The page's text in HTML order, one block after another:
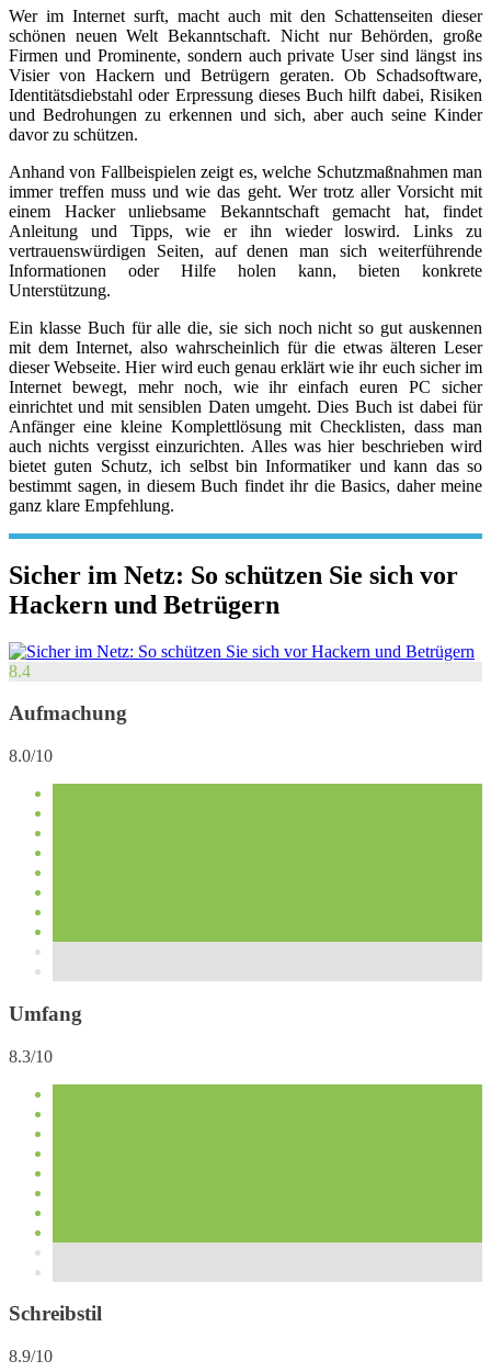
Wer im Internet surft, macht auch mit den Schattenseiten dieser
schönen neuen Welt Bekanntschaft. Nicht nur Behörden, große
Firmen und Prominente, sondern auch private User sind längst ins
Visier von Hackern und Betrügern geraten. Ob Schadsoftware,
Identitätsdiebstahl oder Erpressung dieses Buch hilft dabei, Risiken
und Bedrohungen zu erkennen und sich, aber auch seine Kinder
davor zu schützen.
Anhand von Fallbeispielen zeigt es, welche Schutzmaßnahmen man
immer treffen muss und wie das geht. Wer trotz aller Vorsicht mit
einem Hacker unliebsame Bekanntschaft gemacht hat, findet
Anleitung und Tipps, wie er ihn wieder loswird. Links zu
vertrauenswürdigen Seiten, auf denen man sich weiterführende
Informationen oder Hilfe holen kann, bieten konkrete
Unterstützung.
Ein klasse Buch für alle die, sie sich noch nicht so gut auskennen
mit dem Internet, also wahrscheinlich für die etwas älteren Leser
dieser Webseite. Hier wird euch genau erklärt wie ihr euch sicher im
Internet bewegt, mehr noch, wie ihr einfach euren PC sicher
einrichtet und mit sensiblen Daten umgeht. Dies Buch ist dabei für
Anfänger eine kleine Komplettlösung mit Checklisten, dass man
auch nichts vergisst einzurichten. Alles was hier beschrieben wird
bietet guten Schutz, ich selbst bin Informatiker und kann das so
bestimmt sagen, in diesem Buch findet ihr die Basics, daher meine
ganz klare Empfehlung.
Sicher im Netz: So schützen Sie sich vor
Hackern und Betrügern
8.4
Aufmachung
8.0/10
Umfang
8.3/10
Schreibstil
8.9/10